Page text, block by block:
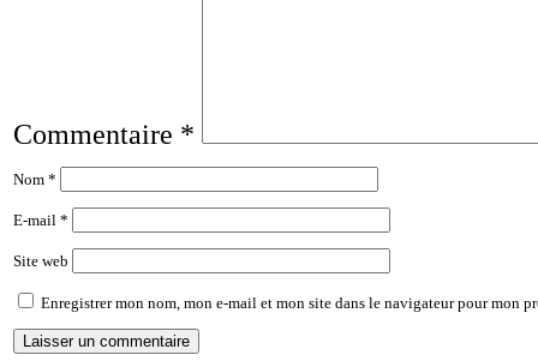
Commentaire *
Nom *
E-mail *
Site web
Enregistrer mon nom, mon e-mail et mon site dans le navigateur pour mon